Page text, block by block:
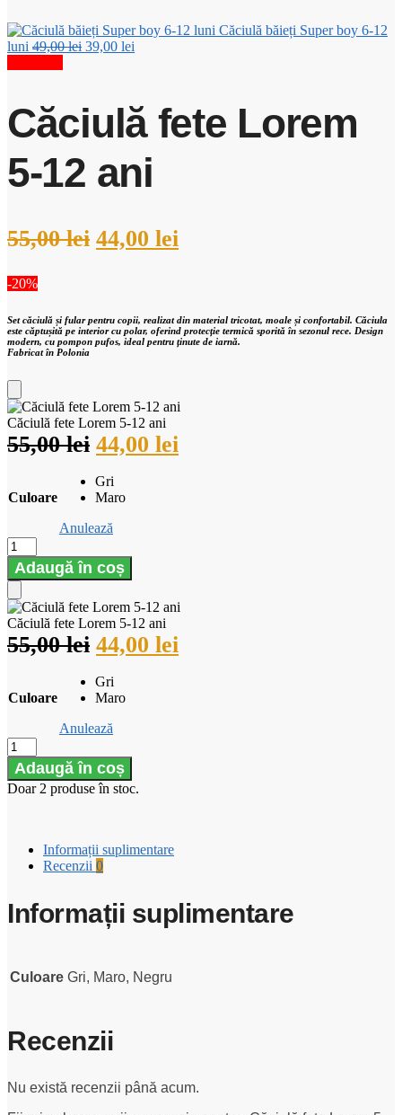
Căciulă băieți Super boy 6-12
luni 49,00lei 39,00 lei
Căciulă fete Lorem
5-12 ani
55,00lei 44,00 lei
-20%
Set căciulă și fular pentru copii, realizat din material tricotat, moale și confortabil. Căciula
este căptușită pe interior cu polar, oferind protecție termică sporită în sezonul rece. Design
modern, cu pompon pufos, ideal pentru ținute de iarnă.
Fabricat în Polonia
Căciulă fete Lorem 5-12 ani
55,00lei 44,00 lei
Culoare
Gri
Maro
Anulează
Adaugă în coș
Căciulă fete Lorem 5-12 ani
55,00lei 44,00 lei
Culoare
Gri
Maro
Anulează
Adaugă în coș
Doar 2 produse în stoc.
Informații suplimentare
Recenzii 0
Informații suplimentare
Culoare Gri, Maro, Negru
Recenzii
Nu există recenzii până acum.